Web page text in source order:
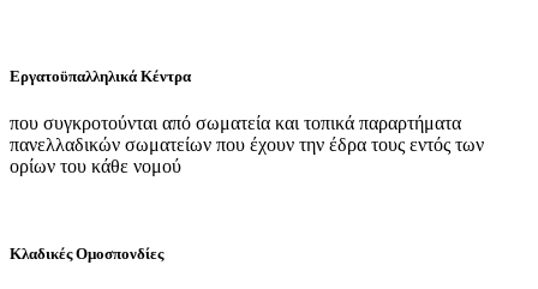
Εργατοϋπαλληλικά Κέντρα
που συγκροτούνται από σωματεία και τοπικά παραρτήματα
πανελλαδικών σωματείων που έχουν την έδρα τους εντός των
ορίων του κάθε νομού
Κλαδικές Ομοσπονδίες